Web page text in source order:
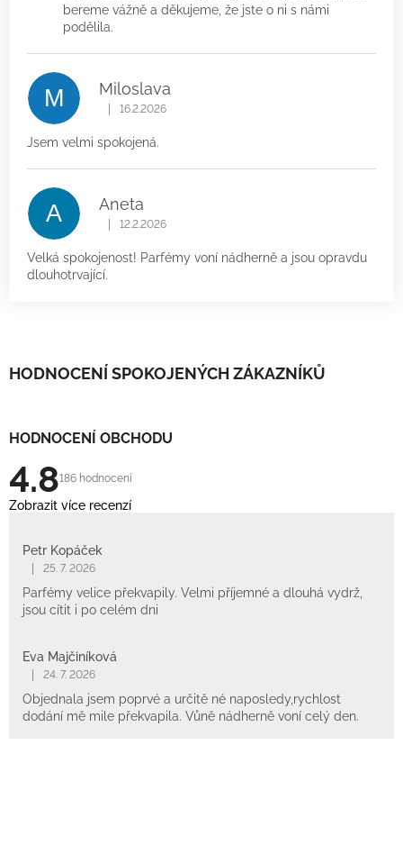
bereme vážně a děkujeme, že jste o ni s námi
podělila.
M Miloslava
Hodnocení produktu je 5 z 5 hvězdiček.
16.2.2026
Jsem velmi spokojená.
A Aneta
Hodnocení produktu je 5 z 5 hvězdiček.
12.2.2026
Velká spokojenost! Parfémy voní nádherně a jsou opravdu
dlouhotrvající.
HODNOCENÍ SPOKOJENÝCH ZÁKAZNÍKŮ
HODNOCENÍ OBCHODU
4.8186 hodnocení
Zobrazit více recenzí
Petr Kopáček
25. 7. 2026
Parfémy velice překvapily. Velmi příjemné a dlouhá vydrž,
jsou cítit i po celém dni
Eva Majčiníková
24. 7. 2026
Objednala jsem poprvé a určitě né naposledy,rychlost
dodání mě mile překvapila. Vůně nádherně voní celý den.